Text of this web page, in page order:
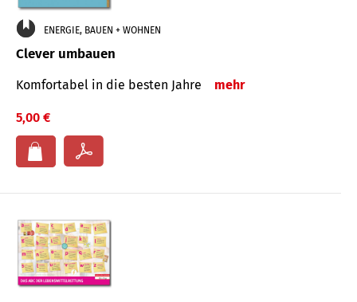
ENERGIE, BAUEN + WOHNEN
Clever umbauen
Komfortabel in die besten Jahre mehr
5,00 €